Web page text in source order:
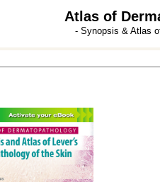
Atlas of
- Synopsis & Atlas